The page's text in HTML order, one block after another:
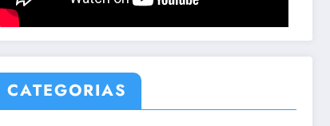
CATEGORIAS